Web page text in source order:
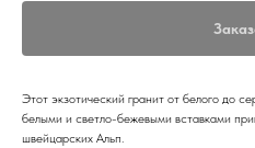
Этот экзотический гранит от белого до
белыми и светло-бежевыми вставками
швейцарских Альп.